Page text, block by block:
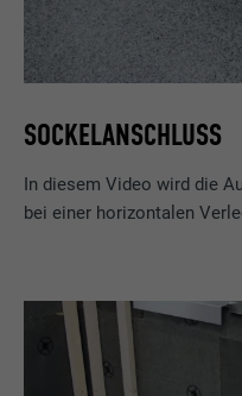
SOCKELANSCHLUSS
In diesem Video wird die
bei einer horizontalen